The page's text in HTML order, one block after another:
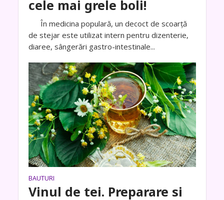
cele mai grele boli!
În medicina populară, un decoct de scoarță
de stejar este utilizat intern pentru dizenterie,
diaree, sângerări gastro-intestinale...
BAUTURI
Vinul de tei. Preparare si